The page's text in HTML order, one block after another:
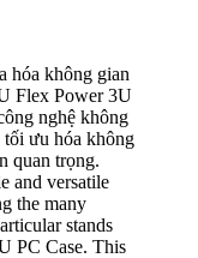
hóa không gian
Flex Power 3U
nghệ không
tối ưu hóa không
quan trọng.
and versatile
the many
stands
PC Case. This